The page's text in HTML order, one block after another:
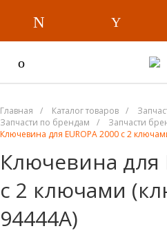
Главная / Каталог товаров /
Запчасти по брендам
/ Запчасти
Ключевина для EUROPA 2000 с 2
Ключевина для
с 2 ключами
94444A)